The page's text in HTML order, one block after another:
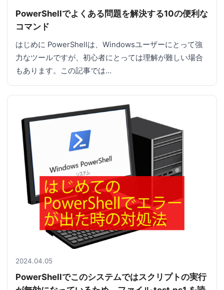
PowerShellでよくある問題を解決する10の便利な
コマンド
はじめに PowerShellは、Windowsユーザーにとって強
力なツールですが、初心者にとっては理解が難しい場合
もあります。この記事では…
2024.04.05
PowerShellでこのシステムではスクリプトの実行